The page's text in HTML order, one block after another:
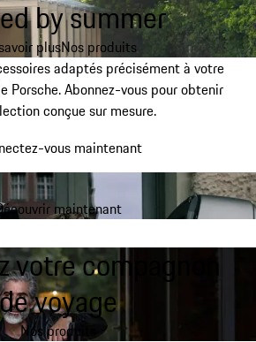
My shopping bag, 0
by summer
plusNos produits
adaptés précisément à votre
Porsche. Abonnez-vous pour obtenir
conçue sur mesure.
vous maintenant
maintenant
votre compagnon
de voyage
Nos produits